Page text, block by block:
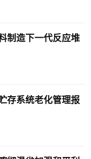
制造下一代反应堆
存系统老化管理报